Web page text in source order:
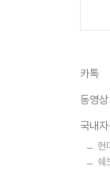
카톡
동영상
국내
현
쉐